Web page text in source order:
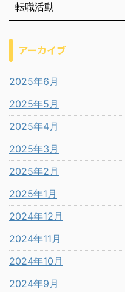
転職活動
アーカイブ
2025年6月
2025年5月
2025年4月
2025年3月
2025年2月
2025年1月
2024年12月
2024年11月
2024年10月
2024年9月